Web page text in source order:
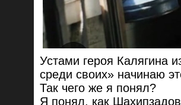
Устами героя Калягина
среди своих» начинаю
Так чего же я понял?
Я понял, как